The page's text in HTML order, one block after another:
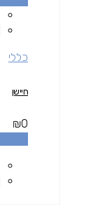
כללי
חיישן
₪0